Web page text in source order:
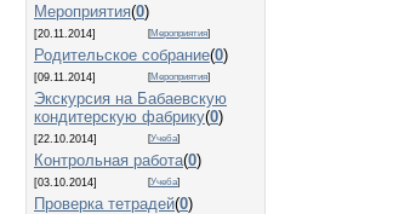
Мероприятия(0)
[20.11.2014] [Мероприятия]
Родительское собрание(0)
[09.11.2014] [Мероприятия]
Экскурсия на Бабаевскую
кондитерскую фабрику(0)
[22.10.2014] [Учеба]
Контрольная работа(0)
[03.10.2014] [Учеба]
Проверка тетрадей(0)